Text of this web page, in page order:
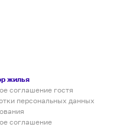
жилья
соглашение гостя
персональных данных
соглашение